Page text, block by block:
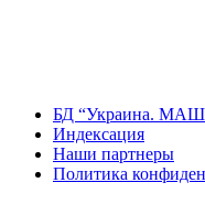
содержанию
БД “Украина.
Индекcация
Наши партнеры
Политика